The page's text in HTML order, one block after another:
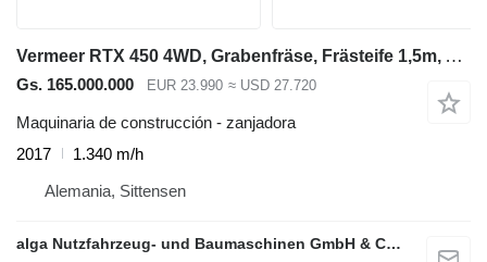
Vermeer RTX 450 4WD, Grabenfräse, Frästeife 1,5m, Allrad
Gs. 165.000.000 EUR 23.990 ≈ USD 27.720
Maquinaria de construcción - zanjadora
2017
1.340 m/h
Alemania, Sittensen
alga Nutzfahrzeug- und Baumaschinen GmbH & Co. KG